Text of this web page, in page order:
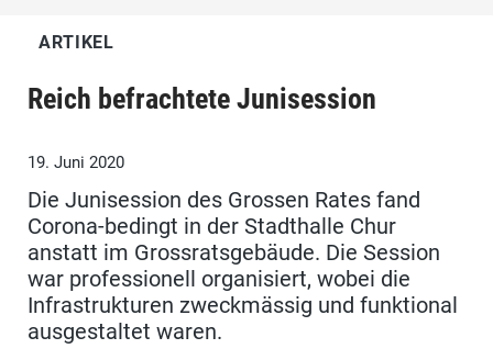
ARTIKEL
Reich befrachtete Junisession
19. Juni 2020
Die Junisession des Grossen Rates fand
Corona-bedingt in der Stadthalle Chur
anstatt im Grossratsgebäude. Die Session
war professionell organisiert, wobei die
Infrastrukturen zweckmässig und funktional
ausgestaltet waren.